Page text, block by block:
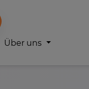
Über uns